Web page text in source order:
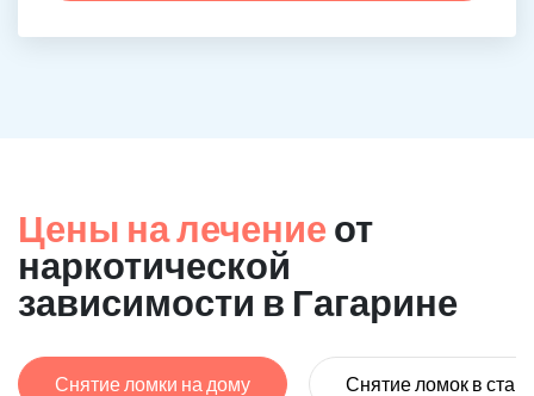
Цены на лечение от
наркотической
зависимости в Гагарине
Снятие ломки на дому Снятие ломок в